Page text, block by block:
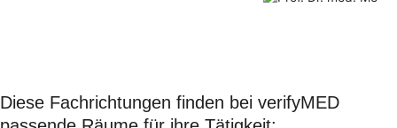
Diese Fachrichtungen finden bei verifyMED